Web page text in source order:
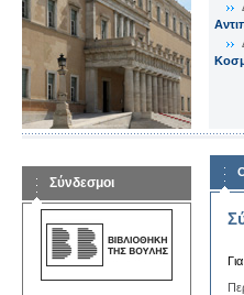
Σύνδεσμοι